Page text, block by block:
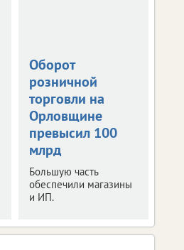
Оборот
розничной
торговли на
Орловщине
превысил 100
млрд
Большую часть
обеспечили магазины
и ИП.